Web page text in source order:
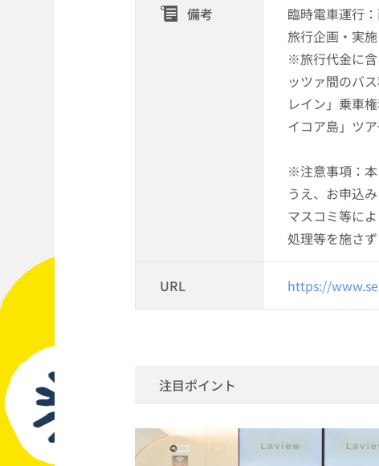
備考
臨時電車運行
旅行企画・実
※旅行代金に
ッツァ間のバ
レイン」乗車
イコア島」ツ
※注意事項：本
うえ、お申込
マスコミ等に
処理等を施さ
URL https://
注目ポイント